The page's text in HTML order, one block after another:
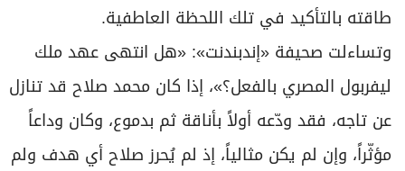
طاقته بالتأكيد في تلك اللحظة العاطفية.
وتساءلت صحيفة «إندبندنت»: «هل انتهى عهد ملك
ليفربول المصري بالفعل؟»، إذا كان محمد صلاح قد تنازل
عن تاجه، فقد ودّعه أولاً بأناقة ثم بدموع، وكان وداعاً
مؤثّراً، وإن لم يكن مثالياً، إذ لم يُحرز صلاح أي هدف ولم